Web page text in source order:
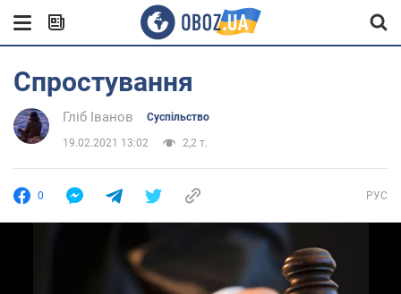
Спростування
Гліб Іванов Суспільство
19.02.2021 13:02 2,2 т.
0 РУС